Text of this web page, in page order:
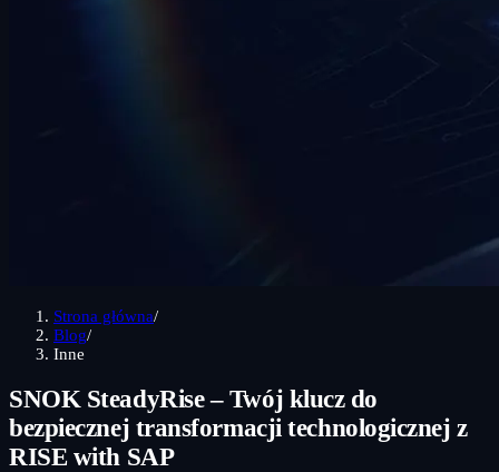
Strona główna/
Blog/
Inne
SNOK SteadyRise – Twój klucz do
bezpiecznej transformacji technologicznej z
RISE with SAP